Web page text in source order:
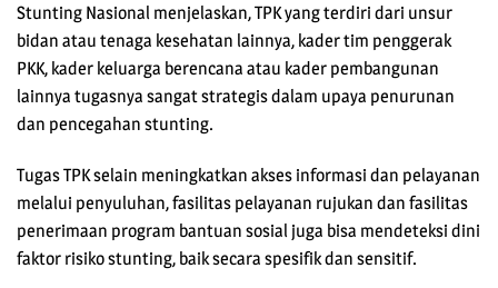
Stunting Nasional menjelaskan, TPK yang terdiri dari unsur
bidan atau tenaga kesehatan lainnya, kader tim penggerak
PKK, kader keluarga berencana atau kader pembangunan
lainnya tugasnya sangat strategis dalam upaya penurunan
dan pencegahan stunting.
Tugas TPK selain meningkatkan akses informasi dan pelayanan
melalui penyuluhan, fasilitas pelayanan rujukan dan fasilitas
penerimaan program bantuan sosial juga bisa mendeteksi dini
faktor risiko stunting, baik secara spesifik dan sensitif.